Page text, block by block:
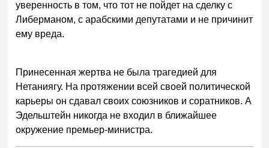
уверенность в том, что тот не пойдет на сделку с
Либерманом, с арабскими депутатами и не причинит
ему вреда.
Принесенная жертва не была трагедией для
Нетаниягу. На протяжении всей своей политической
карьеры он сдавал своих союзников и соратников. А
Эдельштейн никогда не входил в ближайшее
окружение премьер-министра.